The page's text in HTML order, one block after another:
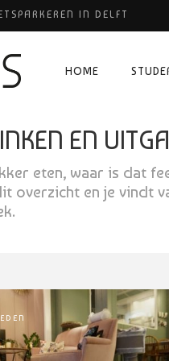
IN DELFT
POMPEÏ ￼
BINCK-
HOME
EN
eten, waar is dat
overzicht en je vindt